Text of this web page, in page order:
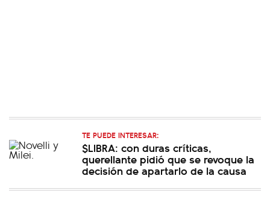
TE PUEDE INTERESAR:
$LIBRA: con duras críticas,
querellante pidió que se revoque la
decisión de apartarlo de la causa